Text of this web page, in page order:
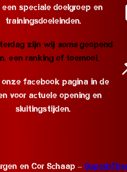
een speciale doelgroep en
trainingsdoeleinden.
zijn wij soms geopend
een ranking of toernooi.
onze facebook pagina in de
voor actuele opening en
sluitingstijden.
en Cor Schaap –